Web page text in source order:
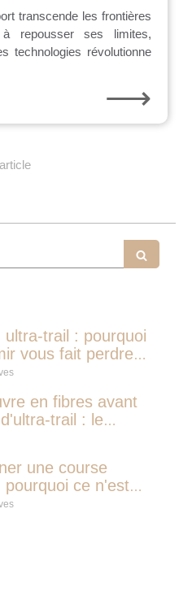
transcende les frontières
repousser ses limites,
technologies révolutionne
⟶
ultra-trail : pourquoi
vous fait perdre
qu'une micro-
en fibres avant
trail : le
des
une course
pourquoi ce n'est
pour rien